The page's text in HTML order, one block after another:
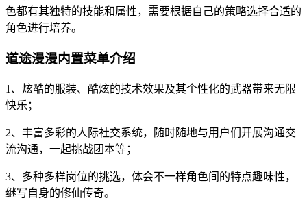
色都有其独特的技能和属性，需要根据自己的策略选择合适的
角色进行培养。
道途漫漫内置菜单介绍
1、炫酷的服装、酷炫的技术效果及其个性化的武器带来无限
快乐；
2、丰富多彩的人际社交系统，随时随地与用户们开展沟通交
流沟通，一起挑战团本等；
3、多种多样岗位的挑选，体会不一样角色间的特点趣味性，
继写自身的修仙传奇。